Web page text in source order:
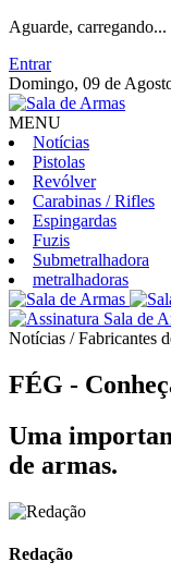
Aguarde, carregando...
Entrar
Domingo, 09 de
MENU
Notícias
Pistolas
Revólver
Carabinas / Rifles
Espingardas
Fuzis
Submetralhadora
metralhadoras
Notícias / Fabricantes
FÉG -
Uma
de armas.
Redação